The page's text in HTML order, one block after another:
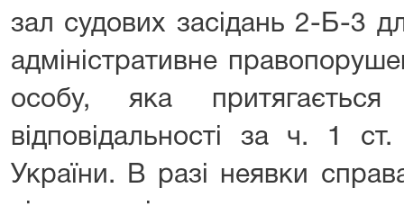
зал судових засідань 2-Б-3
адміністративне
особу, яка притягається
відповідальності за ч. 1
України. В разі неявки